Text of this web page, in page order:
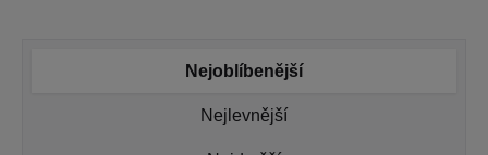
Nejoblíbenější
Nejlevnější